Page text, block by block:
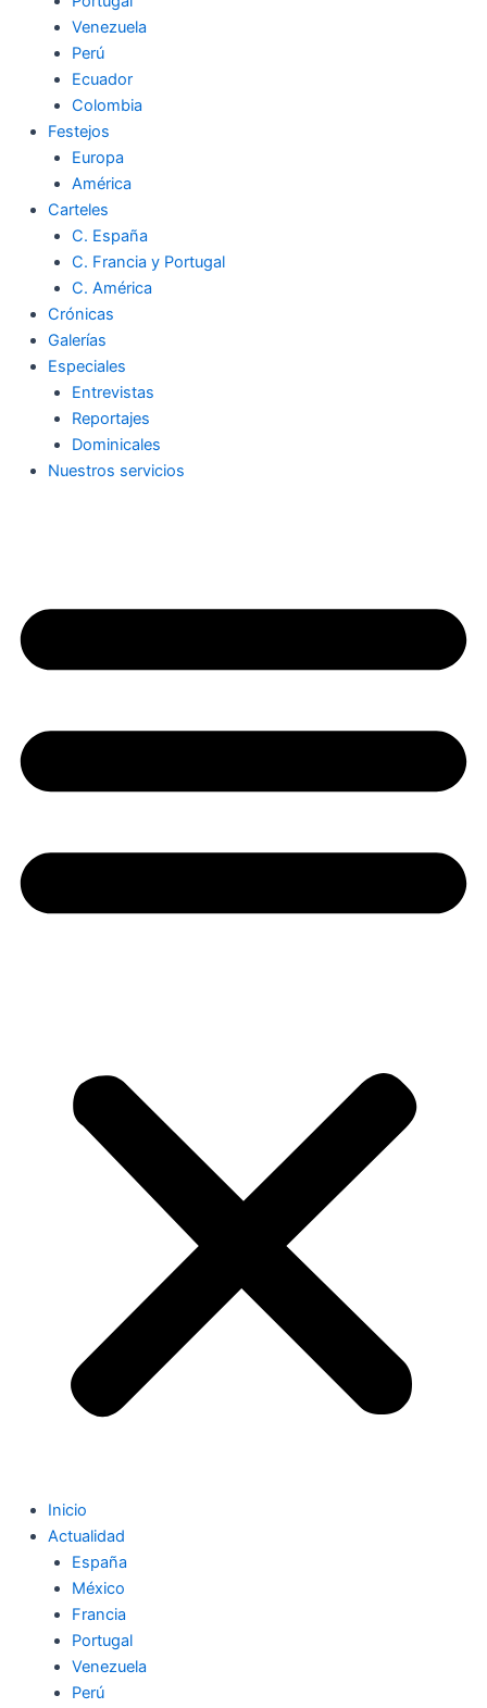
Venezuela
Perú
Ecuador
Colombia
Festejos
Europa
América
Carteles
C. España
C. Francia y Portugal
C. América
Crónicas
Galerías
Especiales
Entrevistas
Reportajes
Dominicales
Nuestros servicios
Inicio
Actualidad
España
México
Francia
Portugal
Venezuela
Perú